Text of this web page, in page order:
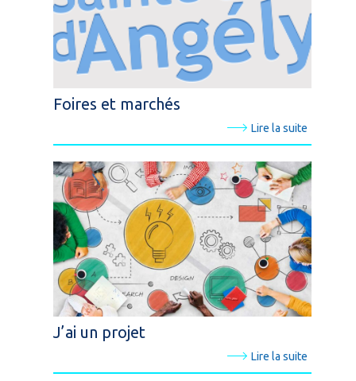
Foires et marchés
Lire la suite
J’ai un projet
Lire la suite